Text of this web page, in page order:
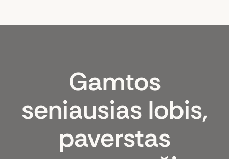
Gamtos
seniausias lobis,
paverstas